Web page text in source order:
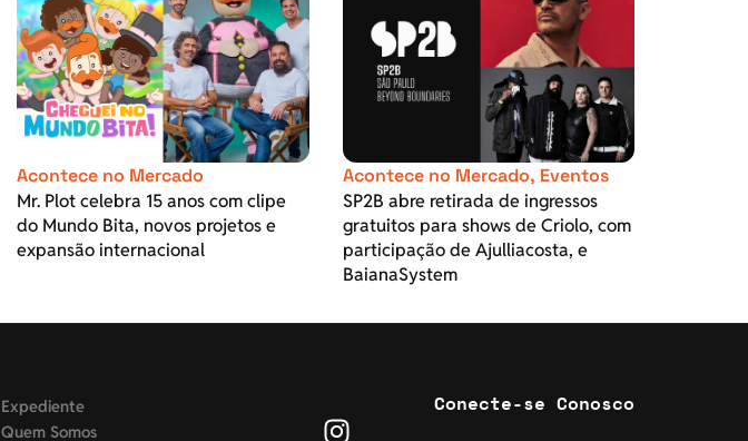
Acontece no Mercado
Mr. Plot celebra 15 anos com clipe
do Mundo Bita, novos projetos e
expansão internacional
Acontece no Mercado, Eventos
SP2B abre retirada de ingressos
gratuitos para shows de Criolo, com
participação de Ajulliacosta, e
BaianaSystem
Expediente
Quem Somos
Conecte-se Conosco